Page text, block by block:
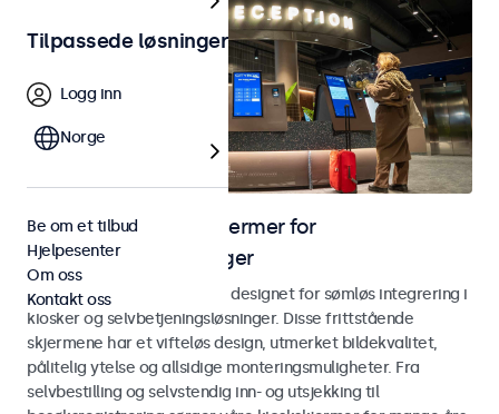
Skjermer og touchskjermer for
selvbetjeningsløsninger
Skjermer og touchskjermer designet for sømløs integrering i
kiosker og selvbetjeningsløsninger. Disse frittstående
skjermene har et vifteløs design, utmerket bildekvalitet,
pålitelig ytelse og allsidige monteringsmuligheter. Fra
selvbestilling og selvstendig inn- og utsjekking til
Tilpassede løsninger
Logg inn
Norge
Be om et tilbud
Hjelpesenter
Om oss
Kontakt oss